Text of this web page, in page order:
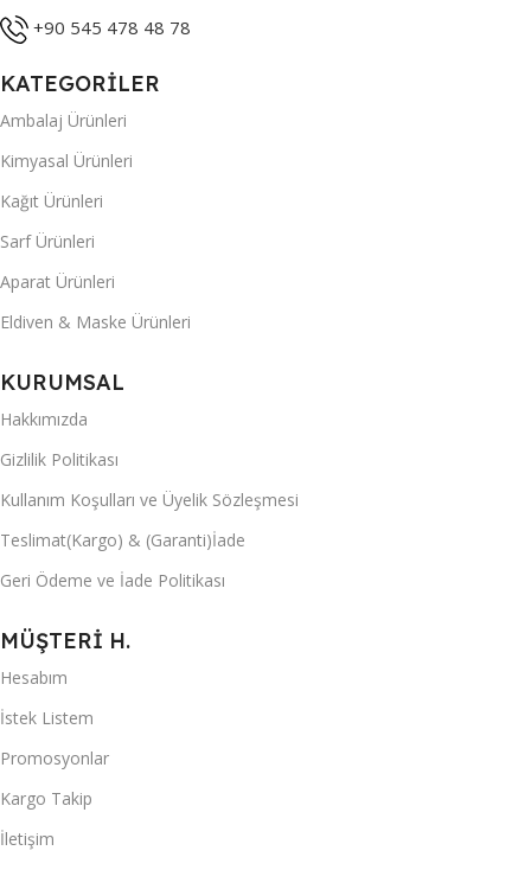
+90 545 478 48 78
KATEGORİLER
Ambalaj Ürünleri
Kimyasal Ürünleri
Kağıt Ürünleri
Sarf Ürünleri
Aparat Ürünleri
Eldiven & Maske Ürünleri
KURUMSAL
Hakkımızda
Gizlilik Politikası
Kullanım Koşulları ve Üyelik Sözleşmesi
Teslimat(Kargo) & (Garanti)İade
Geri Ödeme ve İade Politikası
MÜŞTERİ H.
Hesabım
İstek Listem
Promosyonlar
Kargo Takip
İletişim